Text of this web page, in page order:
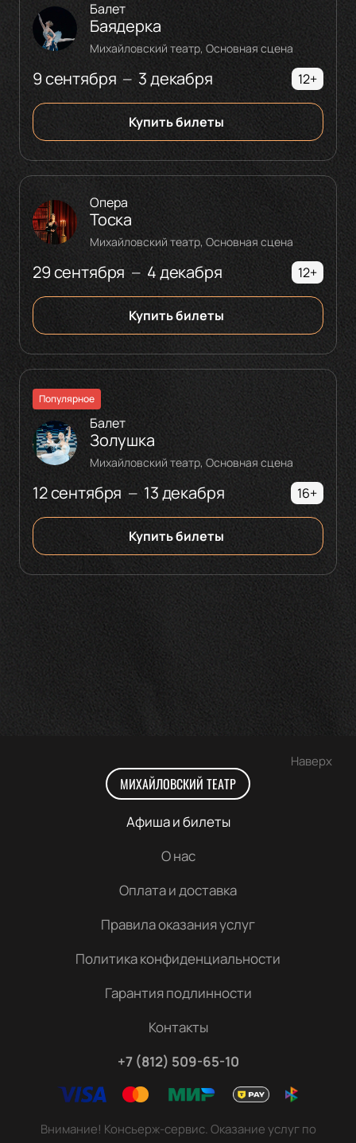
9 сентября — 3 декабря
Балет
Баядерка
Михайловский театр, Основная сцена
12+
Купить билеты
29 сентября — 4 декабря
Опера
Тоска
Михайловский театр, Основная сцена
12+
Купить билеты
Популярное
12 сентября — 13 декабря
Балет
Золушка
Михайловский театр, Основная сцена
16+
Купить билеты
Наверх
МИХАЙЛОВСКИЙ ТЕАТР
Афиша и билеты
О нас
Оплата и доставка
Правила оказания услуг
Политика конфиденциальности
Гарантия подлинности
Контакты
+7 (812) 509-65-10
Внимание! Консьерж-сервис. Оказание услуг по